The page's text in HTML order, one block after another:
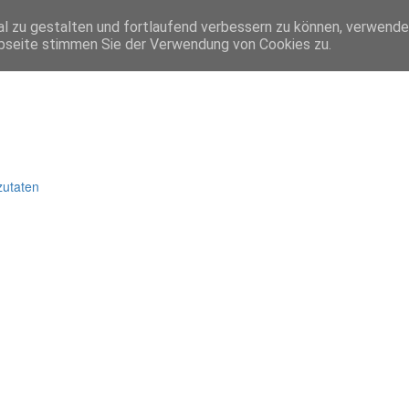
zu gestalten und fortlaufend verbessern zu können,
stimmen Sie der Verwendung von Cookies zu.